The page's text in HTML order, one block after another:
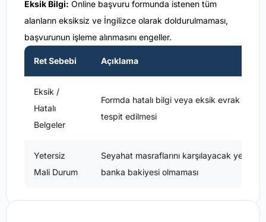
Eksik Bilgi: Online başvuru formunda istenen tüm
alanların eksiksiz ve İngilizce olarak doldurulmaması,
başvurunun işleme alınmasını engeller.
Ret Sebebi Açıklama
Eksik /
Hatalı
Belgeler
Formda hatalı bilgi veya eksik evrak
tespit edilmesi
Yetersiz
Mali Durum
Seyahat masraflarını karşılayacak yeterli
banka bakiyesi olmaması